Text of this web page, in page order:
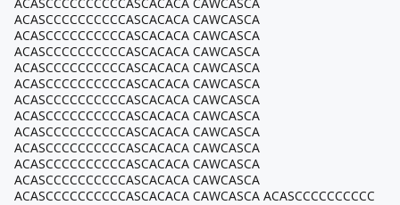
ACASCCCCCCCCCCASCACACA CAWCASCA
ACASCCCCCCCCCCASCACACA CAWCASCA
ACASCCCCCCCCCCASCACACA CAWCASCA
ACASCCCCCCCCCCASCACACA CAWCASCA
ACASCCCCCCCCCCASCACACA CAWCASCA
ACASCCCCCCCCCCASCACACA CAWCASCA
ACASCCCCCCCCCCASCACACA CAWCASCA
ACASCCCCCCCCCCASCACACA CAWCASCA
ACASCCCCCCCCCCASCACACA CAWCASCA
ACASCCCCCCCCCCASCACACA CAWCASCA
ACASCCCCCCCCCCASCACACA CAWCASCA
ACASCCCCCCCCCCASCACACA CAWCASCA ACASCCCCCCCCCC